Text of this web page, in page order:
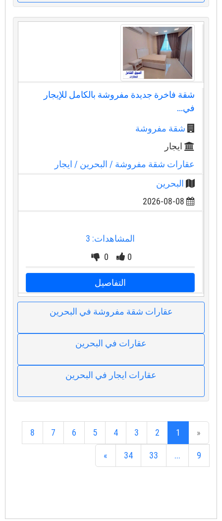
شقة فاخرة جديدة مفروشة بالكامل للإيجار
في...
شقة مفروشة
ايجار
عقارات شقة مفروشة/ البحرين/ ايجار
البحرين
2026-08-08
المشاهدات: 3
0
0
التفاصيل
عقارات شقة مفروشة في البحرين
عقارات في البحرين
عقارات ايجار في البحرين
«
1
2
3
4
5
6
7
8
9
...
33
34
»